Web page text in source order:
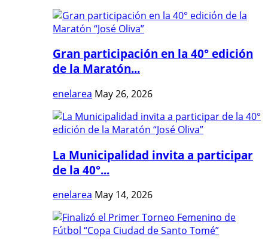
Gran participación en la 40° edición
de la Maratón...
enelarea May 26, 2026
La Municipalidad invita a participar
de la 40°...
enelarea May 14, 2026